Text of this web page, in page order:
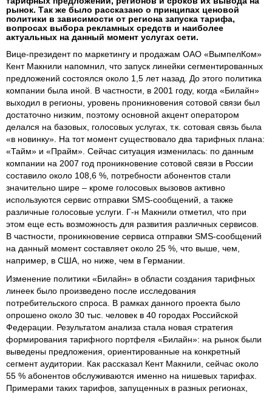
рынок. Так же было рассказано о принципах ценовой
политики в зависимости от региона запуска тарифа,
вопросах выбора рекламных средств и наиболее
актуальных на данный момент услугах сети.
Вице-президент по маркетингу и продажам ОАО «ВымпелКом»
Кент Макнили напомнил, что запуск линейки сегментированных
предложений состоялся около 1,5 лет назад. До этого политика
компании была иной. В частности, в 2001 году, когда «Билайн»
выходил в регионы, уровень проникновения сотовой связи был
достаточно низким, поэтому основной акцент оператором
делался на базовых, голосовых услугах, т.к. сотовая связь была
«в новинку». На тот момент существовало два тарифных плана:
«Тайм» и «Прайм». Сейчас ситуация изменилась: по данным
компании на 2007 год проникновение сотовой связи в России
составило около 108,6 %, потребности абонентов стали
значительно шире – кроме голосовых вызовов активно
используются сервис отправки SMS-сообщений, а также
различные голосовые услуги. Г-н Макнили отметил, что при
этом еще есть возможность для развития различных сервисов.
В частности, проникновение сервиса отправки SMS-сообщений
на данный момент составляет около 25 %, что выше, чем,
например, в США, но ниже, чем в Германии.
Изменение политики «Билайн» в области создания тарифных
линеек было произведено после исследования
потребительского спроса. В рамках данного проекта было
опрошено около 30 тыс. человек в 40 городах Российской
Федерации. Результатом анализа стала новая стратегия
формирования тарифного портфеля «Билайн»: на рынок были
выведены предложения, ориентированные на конкретный
сегмент аудитории. Как рассказал Кент Макнили, сейчас около
55 % абонентов обслуживаются именно на нишевых тарифах.
Примерами таких тарифов, запущенных в разных регионах,